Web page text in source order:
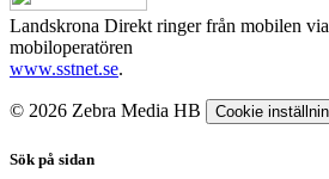
Landskrona Direkt ringer från mobilen
mobiloperatören
www.sstnet.se.
© 2026 Zebra Media HB Cookie
Sök på sidan